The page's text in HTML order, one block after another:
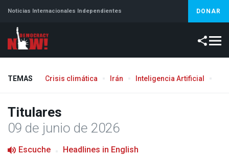
Noticias Internacionales Independientes DONAR
TEMAS Crisis climática Irán Inteligencia Artificial
Titulares
09 de junio de 2026
Escuche Headlines in English